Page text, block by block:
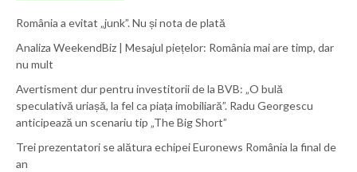
România a evitat „junk”. Nu și nota de plată
Analiza WeekendBiz | Mesajul piețelor: România mai are timp, dar
nu mult
Avertisment dur pentru investitorii de la BVB: „O bulă
speculativă uriașă, la fel ca piața imobiliară”. Radu Georgescu
anticipează un scenariu tip „The Big Short”
Trei prezentatori se alătura echipei Euronews România la final de
an